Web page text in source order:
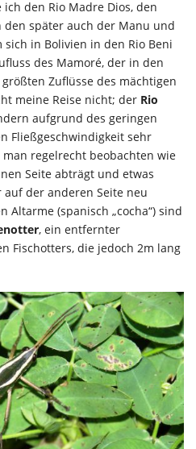
ich den Rio Madre Dios, den
den später auch der Manu und
in Bolivien in den Rio Beni
des Mamoré, der in den
Zuflüsse des mächtigen
meine Reise nicht; der Rio
aufgrund des geringen
Fließgeschwindigkeit sehr
regelrecht beobachten wie
Seite abträgt und etwas
der anderen Seite neu
Altarme (spanisch „cocha“) sind
, ein entfernter
Fischotters, die jedoch 2m lang